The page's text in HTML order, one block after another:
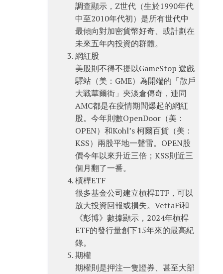
調查顯示，Z世代（生於1990年代
中至2010年代初）是所有世代中
最傾向對加密貨幣好奇、或計劃在
未來五年內投資的群體。
網紅股
美股則不得不提以GameStop 遊戲
驛站（美：GME）為開端的「散戶
大戰華爾街」夾淡倉傳奇，連同
AMC都是在疫情期間爆起的網紅
股。今年則數OpenDoor（美：
OPEN）和Kohl’s 柯爾百貨（美：
KSS）兩股平地一聲雷。OPEN股
價今年以來升近三倍；KSS則近三
個月翻了一番。
槓桿ETF
很多基金公司建立槓桿ETF，可以
放大投資回報或損失。VettaFi和
《彭博》數據顯示，2024年槓桿
ETF的發行量創下15年來的最高紀
錄。
期權
期權則是押注一隻證券、甚至大部